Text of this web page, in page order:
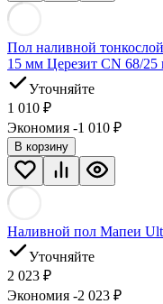
Пол наливной
15 мм Церезит CN 68/25
Уточняйте
1 010 ₽
Экономия -1 010 ₽
В корзину
Наливной пол Мапеи
Уточняйте
2 023 ₽
Экономия -2 023 ₽